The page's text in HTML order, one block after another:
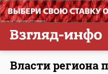
Власти региона